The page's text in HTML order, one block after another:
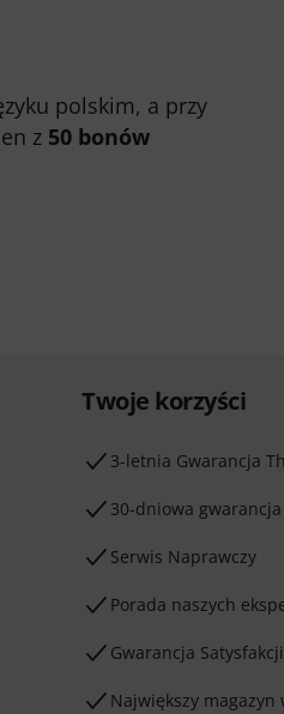
polskim, a przy
z 50 bonów
Twoje korzyści
3-letnia Gwarancja
30-dniowa
Serwis Naprawczy
Porada naszych
Gwarancja Satysfakcji
Największy magazyn